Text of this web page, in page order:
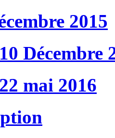
2015
Décembre
mai 2016